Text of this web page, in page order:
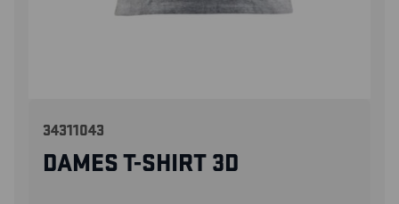
34311043
DAMES T-SHIRT 3D